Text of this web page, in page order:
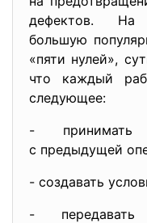
дефектов. На
большую
«пяти нулей»,
что каждый
следующее:
- принимать
с предыдущей
- создавать
- передавать